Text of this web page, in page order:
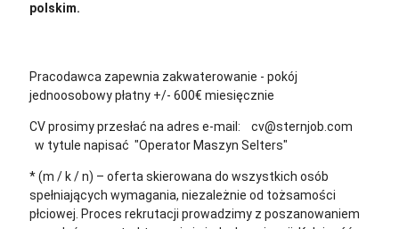
polskim.
Pracodawca zapewnia zakwaterowanie - pokój
jednoosobowy płatny +/- 600€ miesięcznie
CV prosimy przesłać na adres e-mail: cv@sternjob.com
w tytule napisać "Operator Maszyn Selters"
* (m / k / n) – oferta skierowana do wszystkich osób
spełniających wymagania, niezależnie od tożsamości
płciowej. Proces rekrutacji prowadzimy z poszanowaniem